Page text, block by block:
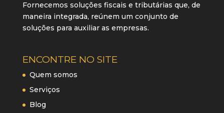
Fornecemos soluções fiscais e tributárias que, de
maneira integrada, reúnem um conjunto de
soluções para auxiliar as empresas.
ENCONTRE NO SITE
Quem somos
Serviços
Blog